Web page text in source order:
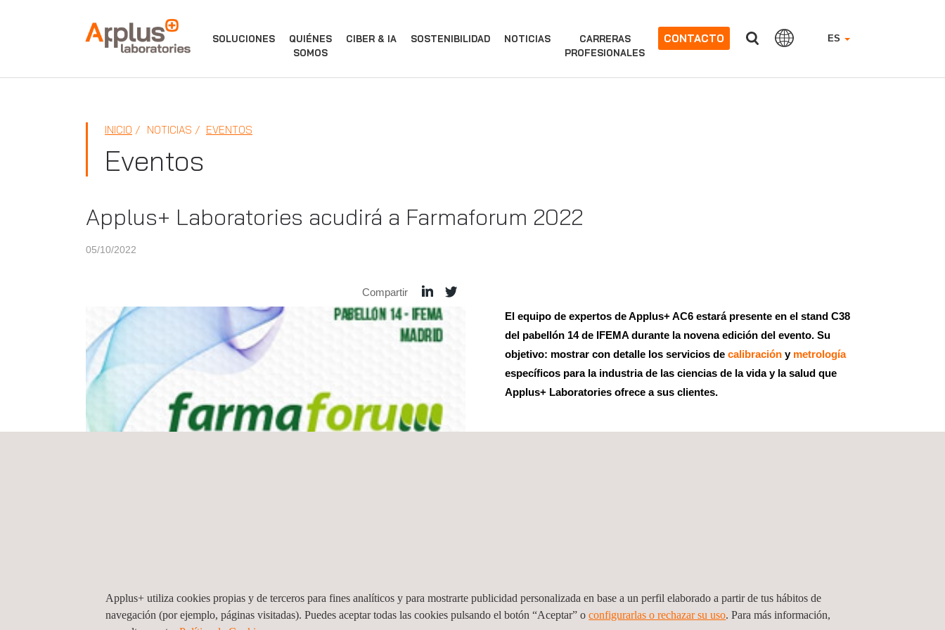
APPLUS+ ES
SOLUCIONES
QUIÉNES
SOMOS
CIBER & IA SOSTENIBILIDAD NOTICIAS
CARRERAS
PROFESIONALES
CONTACTO
INICIO NOTICIAS EVENTOS
Eventos
Applus+ Laboratories acudirá a Farmaforum 2022
05/10/2022
Compartir
El equipo de expertos de Applus+ AC6 estará presente en el stand C38
del pabellón 14 de IFEMA durante la novena edición del evento. Su
objetivo: mostrar con detalle los servicios de calibración y metrología
específicos para la industria de las ciencias de la vida y la salud que
Applus+ Laboratories ofrece a sus clientes.
Applus+ utiliza cookies propias y de terceros para fines analíticos y para mostrarte publicidad personalizada en base a un perfil elaborado a partir de tus hábitos de
navegación (por ejemplo, páginas visitadas). Puedes aceptar todas las cookies pulsando el botón “Aceptar” oconfigurarlas o rechazar su uso. Para más información,